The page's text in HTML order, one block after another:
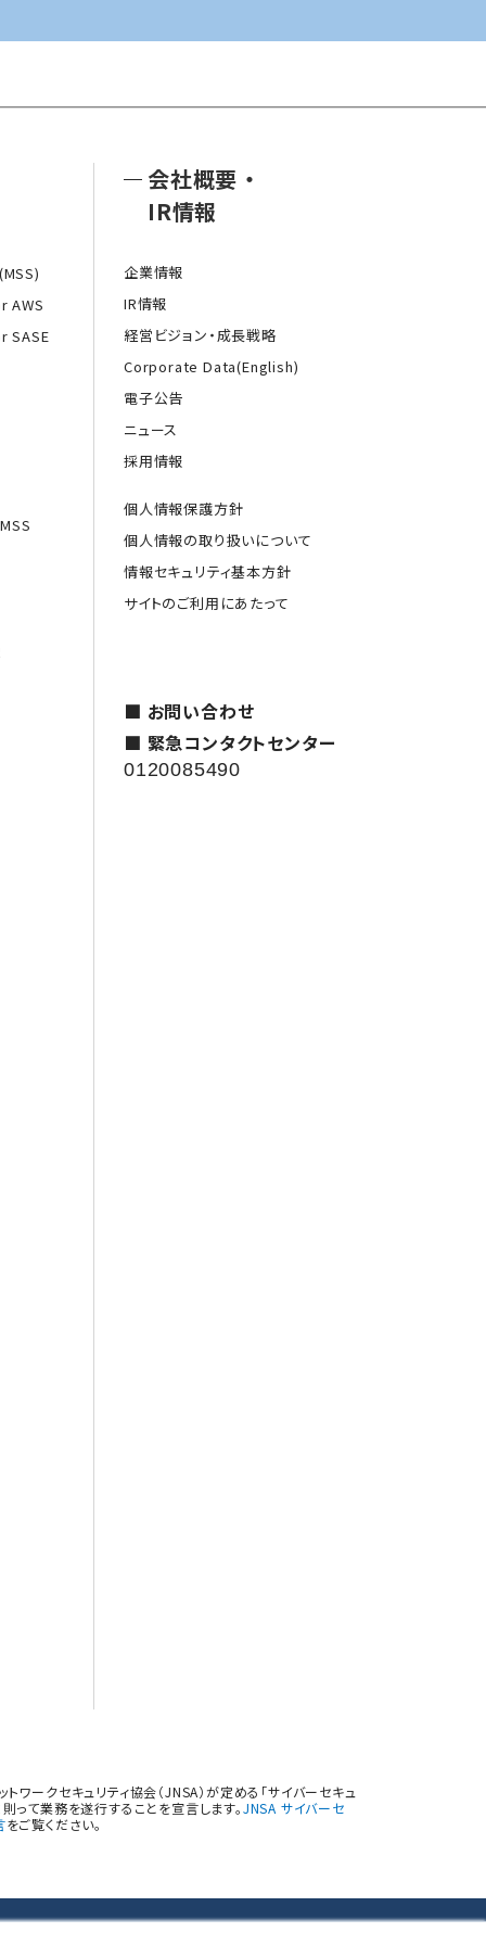
AWS
SASE
会社概要 ・
IR情報
企業情報
IR情報
経営ビジョン・成長戦略
Corporate Data(English)
電子公告
ニュース
採用情報
個人情報保護方針
個人情報の取り扱いについて
情報セキュリティ基本方針
サイトのご利用にあたって
■ お問い合わせ
■ 緊急コンタクトセンター
0120085490
ワークセキュリティ協会（JNSA）が定める「サイバーセキュ
って業務を遂行することを宣言します。JNSA サイバーセ
をご覧ください。